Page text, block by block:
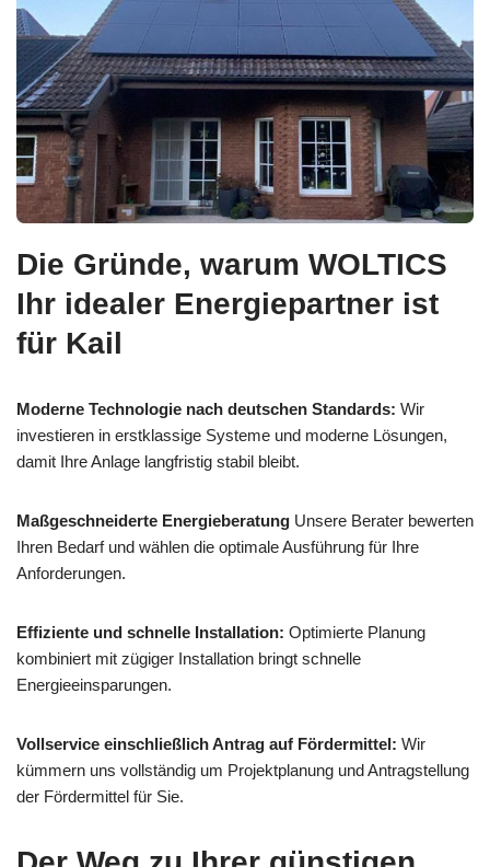
Die Gründe, warum WOLTICS
Ihr idealer Energiepartner ist
für Kail
Moderne Technologie nach deutschen Standards: Wir
investieren in erstklassige Systeme und moderne Lösungen,
damit Ihre Anlage langfristig stabil bleibt.
Maßgeschneiderte Energieberatung Unsere Berater bewerten
Ihren Bedarf und wählen die optimale Ausführung für Ihre
Anforderungen.
Effiziente und schnelle Installation: Optimierte Planung
kombiniert mit zügiger Installation bringt schnelle
Energieeinsparungen.
Vollservice einschließlich Antrag auf Fördermittel: Wir
kümmern uns vollständig um Projektplanung und Antragstellung
der Fördermittel für Sie.